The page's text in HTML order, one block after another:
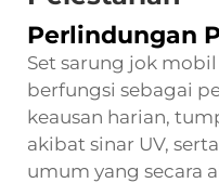
Perlindungan
Set sarung jok
berfungsi sebagai
keausan harian,
akibat sinar UV,
umum yang secara